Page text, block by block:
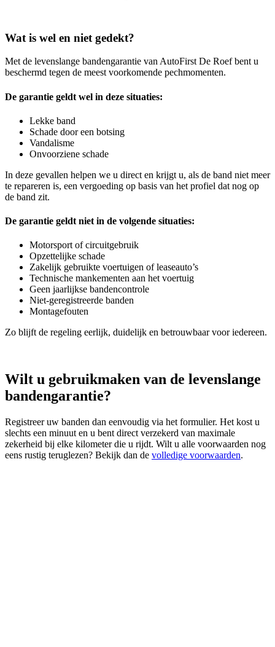
Wat is wel en niet gedekt?
Met de levenslange bandengarantie van AutoFirst De Roef bent u
beschermd tegen de meest voorkomende pechmomenten.
De garantie geldt wel in deze situaties:
Lekke band
Schade door een botsing
Vandalisme
Onvoorziene schade
In deze gevallen helpen we u direct en krijgt u, als de band niet meer
te repareren is, een vergoeding op basis van het profiel dat nog op
de band zit.
De garantie geldt niet in de volgende situaties:
Motorsport of circuitgebruik
Opzettelijke schade
Zakelijk gebruikte voertuigen of leaseauto’s
Technische mankementen aan het voertuig
Geen jaarlijkse bandencontrole
Niet‑geregistreerde banden
Montagefouten
Zo blijft de regeling eerlijk, duidelijk en betrouwbaar voor iedereen.
Wilt u gebruikmaken van de levenslange
bandengarantie?
Registreer uw banden dan eenvoudig via het formulier. Het kost u
slechts een minuut en u bent direct verzekerd van maximale
zekerheid bij elke kilometer die u rijdt. Wilt u alle voorwaarden nog
eens rustig teruglezen? Bekijk dan de volledige voorwaarden.